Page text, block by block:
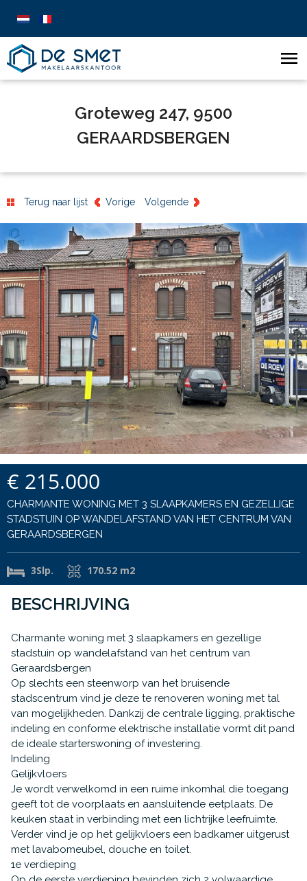
Groteweg 247, 9500
GERAARDSBERGEN
Terug naar lijst Vorige Volgende
€ 215.000
CHARMANTE WONING MET 3 SLAAPKAMERS EN GEZELLIGE
STADSTUIN OP WANDELAFSTAND VAN HET CENTRUM VAN
GERAARDSBERGEN
3Slp. 170.52 m2
BESCHRIJVING
Charmante woning met 3 slaapkamers en gezellige
stadstuin op wandelafstand van het centrum van
Geraardsbergen
Op slechts een steenworp van het bruisende
stadscentrum vind je deze te renoveren woning met tal
van mogelijkheden. Dankzij de centrale ligging, praktische
indeling en conforme elektrische installatie vormt dit pand
de ideale starterswoning of investering.
Indeling
Gelijkvloers
Je wordt verwelkomd in een ruime inkomhal die toegang
geeft tot de voorplaats en aansluitende eetplaats. De
keuken staat in verbinding met een lichtrijke leefruimte.
Verder vind je op het gelijkvloers een badkamer uitgerust
met lavabomeubel, douche en toilet.
1e verdieping